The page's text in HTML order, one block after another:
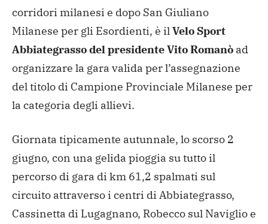
corridori milanesi e dopo San Giuliano
Milanese per gli Esordienti, è ilVelo Sport
Abbiategrasso del presidente Vito Romanò ad
organizzare la gara valida per l’assegnazione
del titolo di Campione Provinciale Milanese per
la categoria degli allievi.
Giornata tipicamente autunnale, lo scorso 2
giugno, con una gelida pioggia su tutto il
percorso di gara di km 61,2 spalmati sul
circuito attraverso i centri di Abbiategrasso,
Cassinetta di Lugagnano, Robecco sul Naviglio e